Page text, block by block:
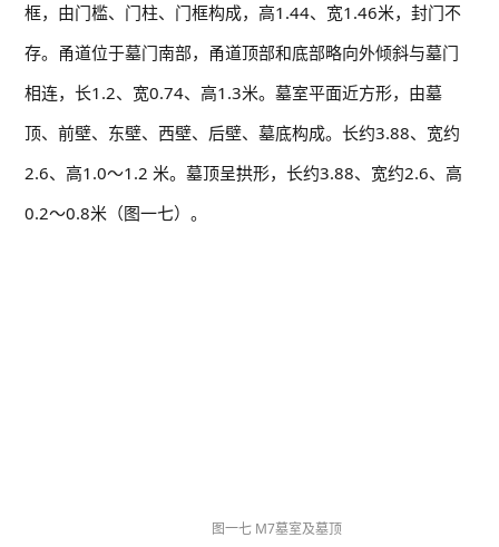
框，由门槛、门柱、门框构成，高1.44、宽1.46米，封门不
存。甬道位于墓门南部，甬道顶部和底部略向外倾斜与墓门
相连，长1.2、宽0.74、高1.3米。墓室平面近方形，由墓
顶、前壁、东壁、西壁、后壁、墓底构成。长约3.88、宽约
2.6、高1.0～1.2 米。墓顶呈拱形，长约3.88、宽约2.6、高
0.2～0.8米（图一七）。
图一七 M7墓室及墓顶